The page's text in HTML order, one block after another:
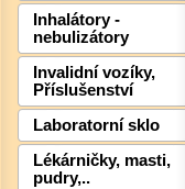
Inhalátory -
nebulizátory
Invalidní vozíky,
Příslušenství
Laboratorní sklo
Lékárničky, masti,
pudry,..